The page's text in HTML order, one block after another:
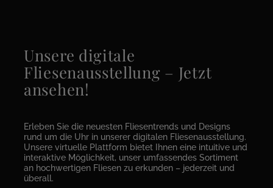
Unsere digitale
Fliesenausstellung – Jetzt
ansehen!
Erleben Sie die neuesten Fliesentrends und Designs
rund um die Uhr in unserer digitalen Fliesenausstellung.
Unsere virtuelle Plattform bietet Ihnen eine intuitive und
interaktive Möglichkeit, unser umfassendes Sortiment
an hochwertigen Fliesen zu erkunden – jederzeit und
überall.